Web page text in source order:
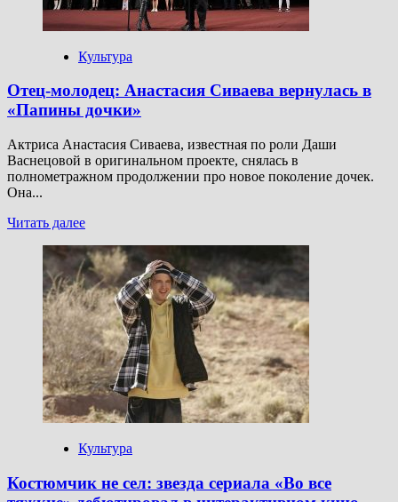
стал
клоуном
Пеннивайзом
Культура
Отец-молодец: Анастасия Сиваева вернулась в
«Папины дочки»
Актриса Анастасия Сиваева, известная по роли Даши
Васнецовой в оригинальном проекте, снялась в
полнометражном продолжении про новое поколение дочек.
Она...
Читать далееПрочитать
о
Отец-
молодец:
Анастасия
Сиваева
вернулась
в
«Папины
дочки»
Культура
Костюмчик не сел: звезда сериала «Во все